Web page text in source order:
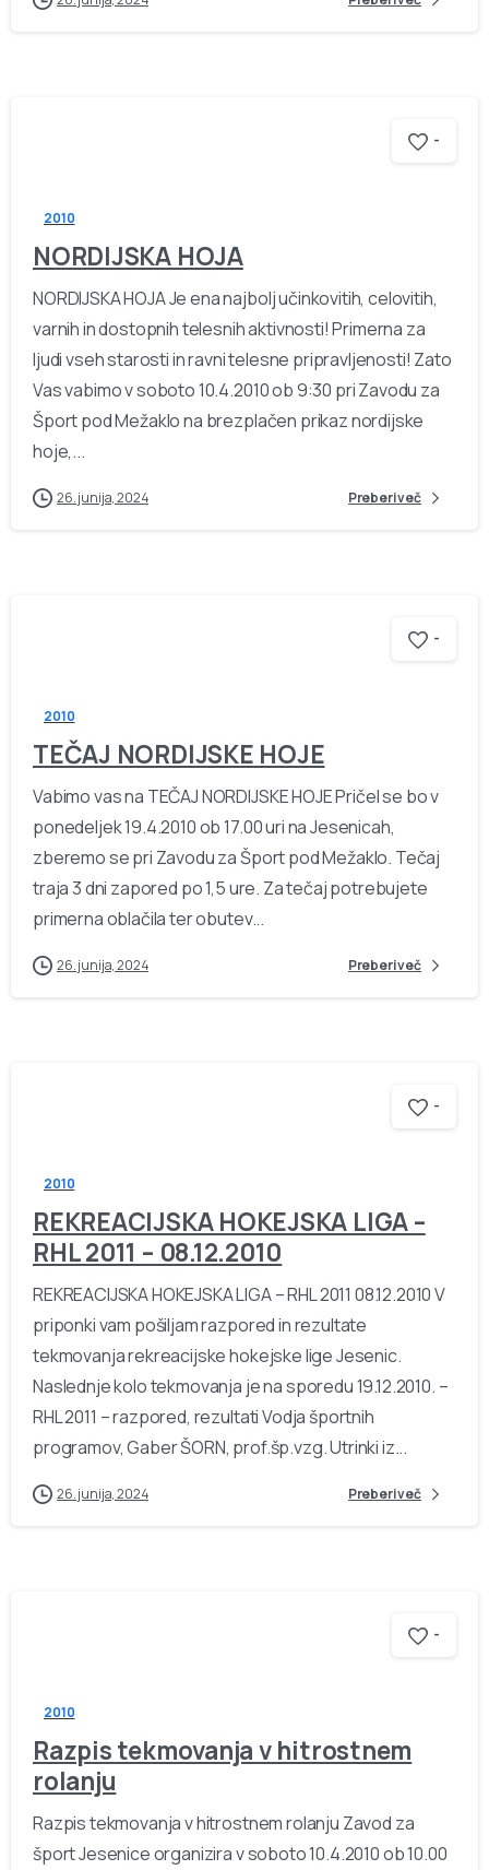
-
2010
NORDIJSKA HOJA
NORDIJSKA HOJA Je ena najbolj učinkovitih, celovitih,
varnih in dostopnih telesnih aktivnosti! Primerna za
ljudi vseh starosti in ravni telesne pripravljenosti! Zato
Vas vabimo v soboto 10.4.2010 ob 9:30 pri Zavodu za
Šport pod Mežaklo na brezplačen prikaz nordijske
hoje,...
26. junija, 2024 Preberi več
-
2010
TEČAJ NORDIJSKE HOJE
Vabimo vas na TEČAJ NORDIJSKE HOJE Pričel se bo v
ponedeljek 19.4.2010 ob 17.00 uri na Jesenicah,
zberemo se pri Zavodu za Šport pod Mežaklo. Tečaj
traja 3 dni zapored po 1,5 ure. Za tečaj potrebujete
primerna oblačila ter obutev...
26. junija, 2024 Preberi več
-
2010
REKREACIJSKA HOKEJSKA LIGA –
RHL 2011 – 08.12.2010
REKREACIJSKA HOKEJSKA LIGA – RHL 2011 08.12.2010 V
priponki vam pošiljam razpored in rezultate
tekmovanja rekreacijske hokejske lige Jesenic.
Naslednje kolo tekmovanja je na sporedu 19.12.2010. –
RHL 2011 – razpored, rezultati Vodja športnih
programov, Gaber ŠORN, prof.šp.vzg. Utrinki iz...
26. junija, 2024 Preberi več
-
2010
Razpis tekmovanja v hitrostnem
rolanju
Razpis tekmovanja v hitrostnem rolanju Zavod za
šport Jesenice organizira v soboto 10.4.2010 ob 10.00